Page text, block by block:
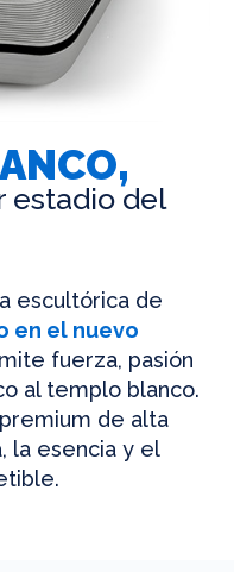
estadio del
escultórica de
en el nuevo
fuerza, pasión
al templo blanco.
de alta
la esencia y el